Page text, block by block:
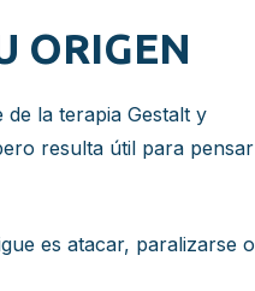
ORIGEN
la terapia Gestalt y
resulta útil para pensar
es atacar, paralizarse o